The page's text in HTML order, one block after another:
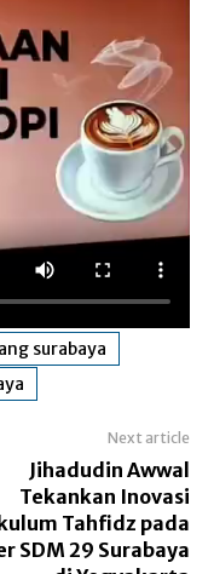
surabaya
Next article
Jihadudin Awwal
Tekankan Inovasi
Tahfidz pada
SDM 29 Surabaya